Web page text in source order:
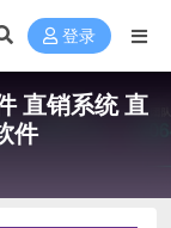
登录
直销系统 直
件